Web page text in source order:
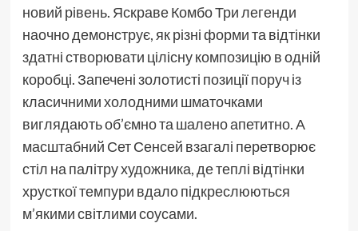
новий рівень. Яскраве Комбо Три легенди
наочно демонструє, як різні форми та відтінки
здатні створювати цілісну композицію в одній
коробці. Запечені золотисті позиції поруч із
класичними холодними шматочками
виглядають об’ємно та шалено апетитно. А
масштабний Сет Сенсей взагалі перетворює
стіл на палітру художника, де теплі відтінки
хрусткої темпури вдало підкреслюються
м’якими світлими соусами.